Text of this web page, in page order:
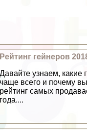
Рейтинг гeйнеров
Давайте узнаем, какие
чаще всего и почему
рейтинг самых
года....